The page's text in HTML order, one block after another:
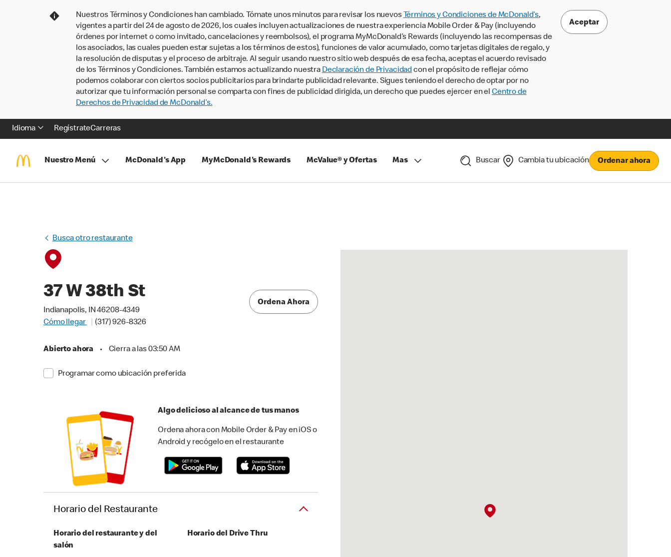
Nuestros Términos y Condiciones han cambiado. Tómate unos minutos para revisar los nuevos Términos y Condiciones de McDonald’s,
vigentes a partir del 24 de agosto de 2026, los cuales incluyen actualizaciones de nuestra experiencia Mobile Order & Pay (incluyendo
órdenes por internet o como invitado, cancelaciones y reembolsos), el programa MyMcDonald’s Rewards (incluyendo las recompensas de
los asociados, las cuales pueden estar sujetas a los términos de estos), funciones de valor acumulado, como tarjetas digitales de regalo, y
la resolución de disputas y el proceso de arbitraje. Al seguir usando nuestro sitio web después de esa fecha, aceptas el acuerdo revisado
de los Términos y Condiciones. También estamos actualizando nuestra Declaración de Privacidadcon el propósito de reflejar cómo
podemos colaborar con ciertos socios publicitarios para brindarte publicidad relevante. Sigues teniendo el derecho de optar por no
autorizar que tu información personal se comparta con fines de publicidad dirigida, un derecho que puedes ejercer en el Centro de
Derechos de Privacidad de McDonald’s.
Aceptar
Idioma RegístrateCarreras
Nuestro Menú McDonald's App MyMcDonald's Rewards McValue® y Ofertas Mas Buscar Cambia tu ubicación Ordenar ahora
Busca otro restaurante
37 W 38th St
Indianapolis, IN 46208-4349
Cómo llegar
(317) 926-8326
Abierto ahora • Cierra a las 03:50 AM
Programar como ubicación preferida
Ordena Ahora
Algo delicioso al alcance de tus manos
Ordena ahora con Mobile Order & Pay en iOS o
Android y recógelo en el restaurante
Horario del Restaurante
Horario del restaurante y del
salón
Horario del Drive Thru